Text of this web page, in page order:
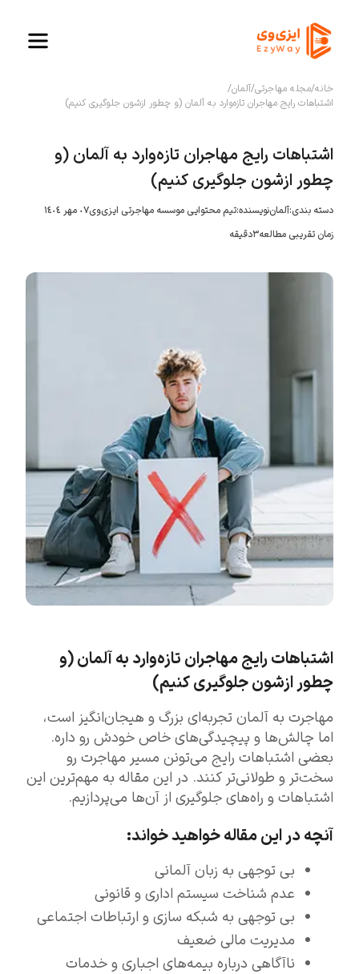
خانه/مجله مهاجرتی/آلمان/
اشتباهات رایج مهاجران تازه‌وارد به آلمان (و چطور ازشون جلوگیری کنیم)
اشتباهات رایج مهاجران تازه‌وارد به آلمان (و
چطور ازشون جلوگیری کنیم)
دسته بندی:آلماننویسنده:تیم محتوایی موسسه مهاجرتی ایزی‌وی٠٧ مهر ١٤٠٤
زمان تقریبی مطالعه٣دقیقه
اشتباهات رایج مهاجران تازه‌وارد به آلمان (و
چطور ازشون جلوگیری کنیم)
مهاجرت به آلمان تجربه‌ای بزرگ و هیجان‌انگیز است،
اما چالش‌ها و پیچیدگی‌های خاص خودش رو داره.
بعضی اشتباهات رایج می‌تونن مسیر مهاجرت رو
سخت‌تر و طولانی‌تر کنند. در این مقاله به مهم‌ترین این
اشتباهات و راه‌های جلوگیری از آن‌ها می‌پردازیم.
آنچه در این مقاله خواهید خواند:
بی توجهی به زبان آلمانی
عدم شناخت سیستم اداری و قانونی
بی توجهی به شبکه سازی و ارتباطات اجتماعی
مدیریت مالی ضعیف
ناآگاهی درباره بیمه‌های اجباری و خدمات